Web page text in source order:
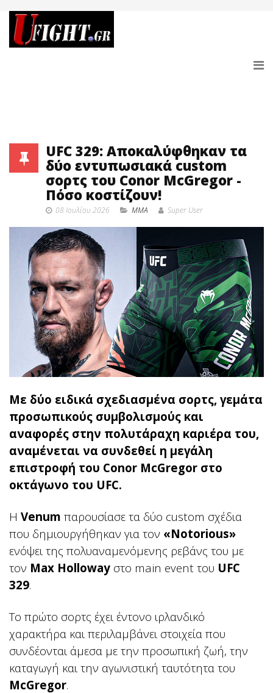
UFC 329: Αποκαλύφθηκαν τα
δύο εντυπωσιακά custom
σορτς του Conor McGregor -
Πόσο κοστίζουν!
08 Ιουλίου 2026 MMA Super User
Με δύο ειδικά σχεδιασμένα σορτς, γεμάτα
προσωπικούς συμβολισμούς και
αναφορές στην πολυτάραχη καριέρα του,
αναμένεται να συνδεθεί η μεγάλη
επιστροφή του Conor McGregor στο
οκτάγωνο του UFC.
Η Venum παρουσίασε τα δύο custom σχέδια
που δημιουργήθηκαν για τον «Notorious»
ενόψει της πολυαναμενόμενης ρεβάνς του με
τον Max Holloway στο main event του UFC
329.
Το πρώτο σορτς έχει έντονο ιρλανδικό
χαρακτήρα και περιλαμβάνει στοιχεία που
συνδέονται άμεσα με την προσωπική ζωή, την
καταγωγή και την αγωνιστική ταυτότητα του
McGregor.